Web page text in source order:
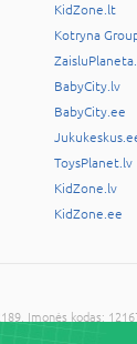
KidZone.lt
Kotryna
BabyCity.lv
BabyCity.ee
ToysPlanet.lv
KidZone.lv
KidZone.ee
Įmonės kodas: